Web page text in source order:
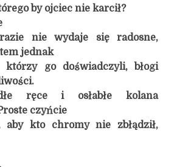
by ojciec nie karcił?
nie wydaje się radosne,
jednak
go doświadczyli, błogi
ręce i osłabłe kolana
czyńcie
aby kto chromy nie zbłądził,